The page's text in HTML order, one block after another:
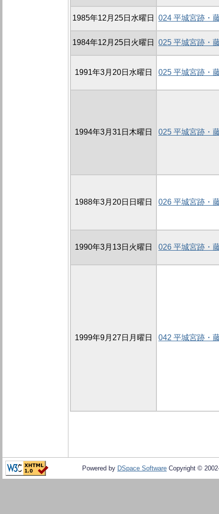
1985年12月25日水曜日 024 平城宮跡・
1984年12月25日火曜日 025 平城宮跡・
1991年3月20日水曜日 025 平城宮跡・
1994年3月31日木曜日 025 平城宮跡・
1988年3月20日日曜日 026 平城宮跡・
1990年3月13日火曜日 026 平城宮跡・
1999年9月27日月曜日 042 平城宮跡・
Powered by DSpace Software Copyright ©